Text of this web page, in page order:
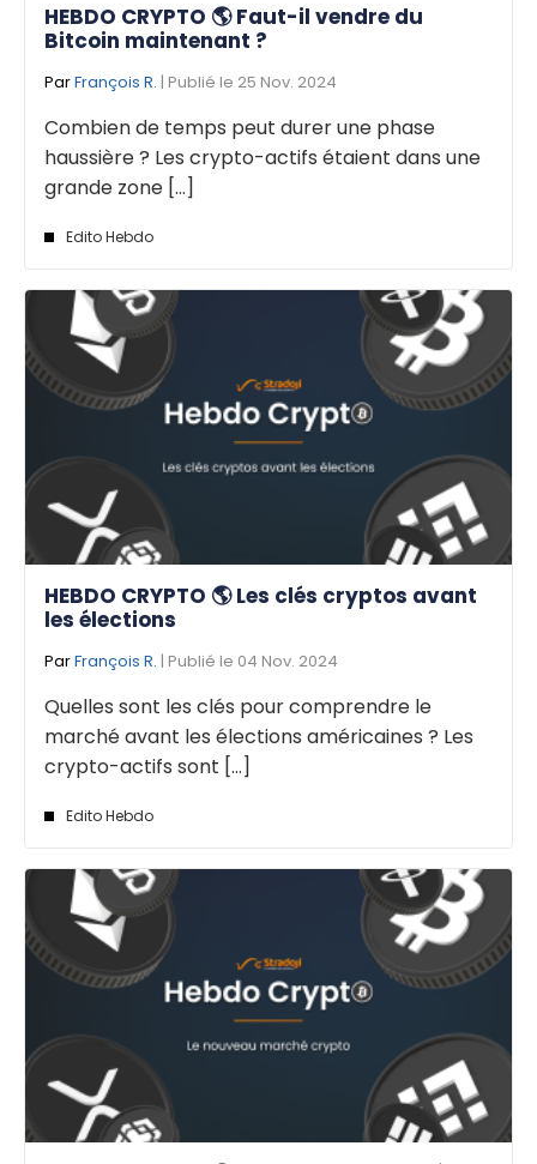
HEBDO CRYPTO 🌎 Faut-il vendre du
Bitcoin maintenant ?
ParFrançois R. | Publié le 25 Nov. 2024
Combien de temps peut durer une phase
haussière ? Les crypto-actifs étaient dans une
grande zone [...]
Edito Hebdo
HEBDO CRYPTO 🌎 Les clés cryptos avant
les élections
ParFrançois R. | Publié le 04 Nov. 2024
Quelles sont les clés pour comprendre le
marché avant les élections américaines ? Les
crypto-actifs sont [...]
Edito Hebdo